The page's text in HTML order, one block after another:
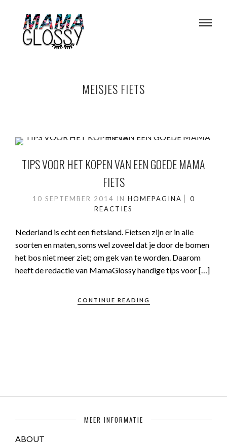
MEISJES FIETS
TIPS VOOR HET KOPEN VAN EEN GOEDE MAMA
FIETS
10 SEPTEMBER 2014 IN HOMEPAGINA
0
REACTIES
Nederland is echt een fietsland. Fietsen zijn er in alle
soorten en maten, soms wel zoveel dat je door de bomen
het bos niet meer ziet; om gek van te worden. Daarom
heeft de redactie van MamaGlossy handige tips voor […]
CONTINUE READING
MEER INFORMATIE
ABOUT